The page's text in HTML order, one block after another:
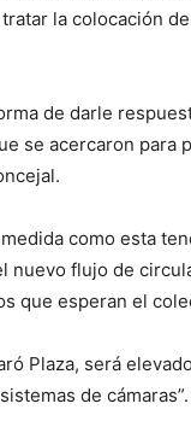
la colocación
de darle
se acercaron para
como esta
nuevo flujo de
que esperan el
Plaza, será
de cámaras”.